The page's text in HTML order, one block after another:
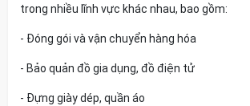
trong nhiều lĩnh vực khác nhau, bao gồm:
- Đóng gói và vận chuyển hàng hóa
- Bảo quản đồ gia dụng, đồ điện tử
- Đựng giày dép, quần áo